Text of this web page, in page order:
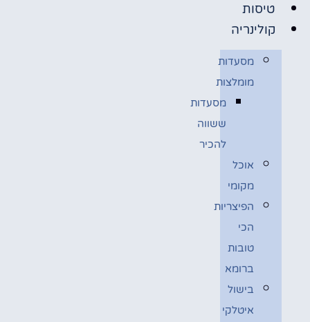
טיסות
קולינריה
מסעדות
מומלצות
מסעדות
ששווה
להכיר
אוכל
מקומי
הפיצריות
הכי
טובות
ברומא
בישול
איטלקי